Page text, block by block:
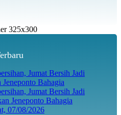
Jumat Bersih Jadi
Jeneponto Bahagia
07/08/2026